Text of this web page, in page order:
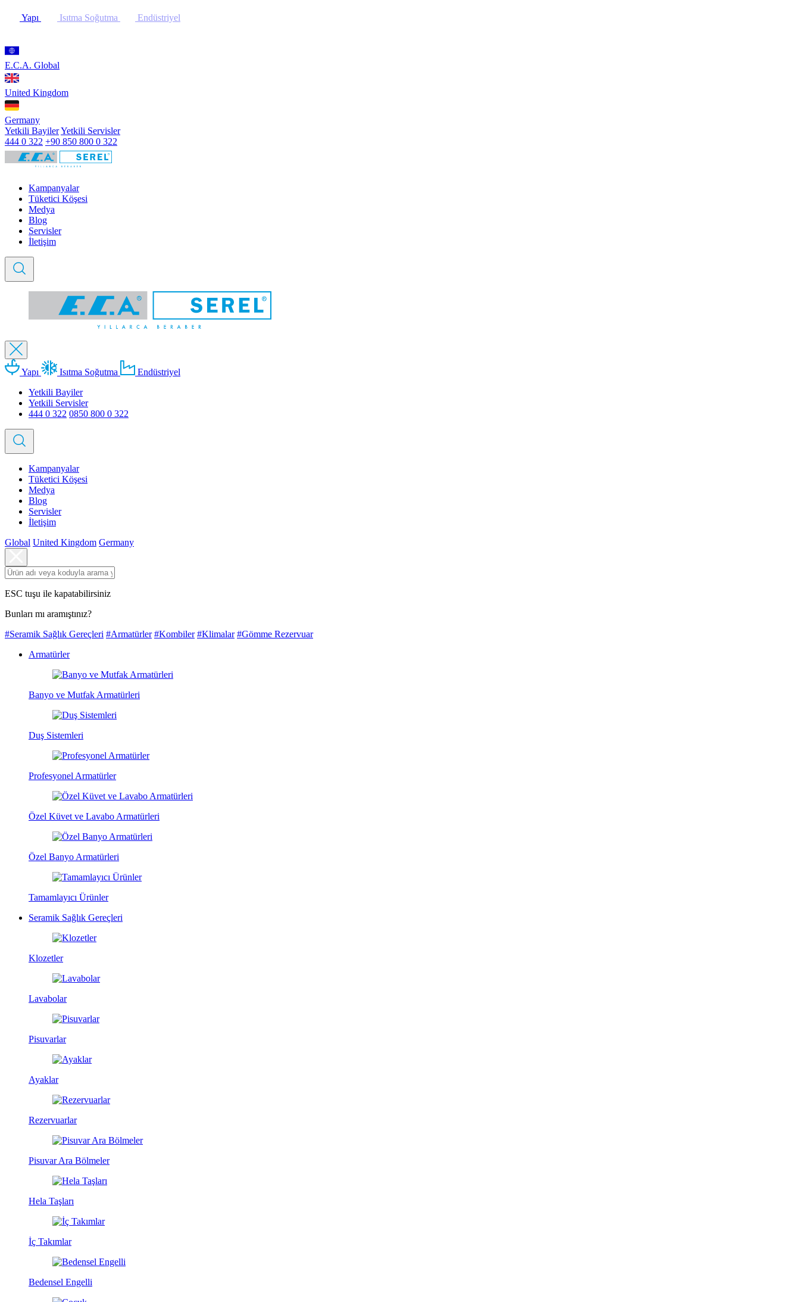
Yapı Isıtma Soğutma Endüstriyel
E.C.A. Global
United Kingdom
Germany
Yetkili BayilerYetkili Servisler
444 0 322 +90 850 800 0 322
Kampanyalar
Tüketici Köşesi
Medya
Blog
Servisler
İletişim
Yapı Isıtma Soğutma
Endüstriyel
Yetkili Bayiler
Yetkili Servisler
444 0 322 0850 800 0 322
Kampanyalar
Tüketici Köşesi
Medya
Blog
Servisler
İletişim
Global United Kingdom Germany
ESC tuşu ile kapatabilirsiniz
Bunları mı aramıştınız?
#Seramik Sağlık Gereçleri #Armatürler #Kombiler #Klimalar #Gömme Rezervuar
Armatürler
Banyo ve Mutfak Armatürleri
Duş Sistemleri
Profesyonel Armatürler
Özel Küvet ve Lavabo Armatürleri
Özel Banyo Armatürleri
Tamamlayıcı Ürünler
Seramik Sağlık Gereçleri
Klozetler
Lavabolar
Pisuvarlar
Ayaklar
Rezervuarlar
Pisuvar Ara Bölmeler
Hela Taşları
İç Takımlar
Bedensel Engelli